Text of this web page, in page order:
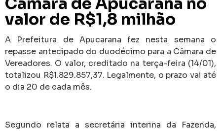
valor de R$1,8 milhão
A Prefeitura de Apucarana fez nesta semana o
repasse antecipado do duodécimo para a Câmara de
Vereadores. O valor, creditado na terça-feira (14/01),
totalizou R$1.829.857,37. Legalmente, o prazo vai até
o dia 20 de cada mês.
Segundo relata a secretária interina da Fazenda,